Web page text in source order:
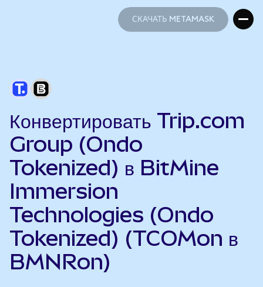
СКАЧАТЬ METAMASK
Конвертировать Trip.com
Group (Ondo
Tokenized) в BitMine
Immersion
Technologies (Ondo
Tokenized) (TCOMon в
BMNRon)